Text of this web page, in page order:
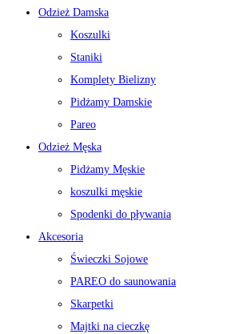
Odzież Damska
Koszulki
Staniki
Komplety Bielizny
Pidżamy Damskie
Pareo
Odzież Męska
Pidżamy Męskie
koszulki męskie
Spodenki do pływania
Akcesoria
Świeczki Sojowe
PAREO do saunowania
Skarpetki
Majtki na cieczkę